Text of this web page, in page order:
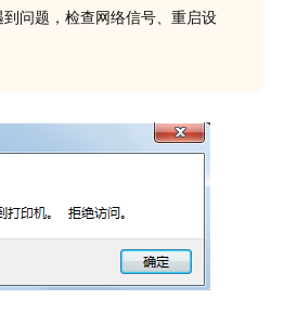
问题，检查网络信号、重启设